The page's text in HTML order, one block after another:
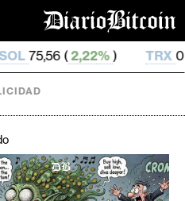
) TRX0,328 412 ( 0,2%)